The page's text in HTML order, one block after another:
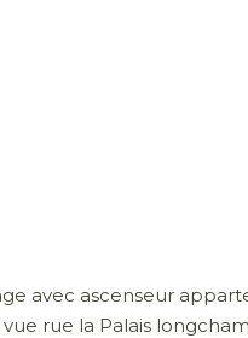
avec ascenseur
rue la Palais